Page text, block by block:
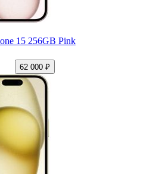
15 256GB Pink
62 000 ₽